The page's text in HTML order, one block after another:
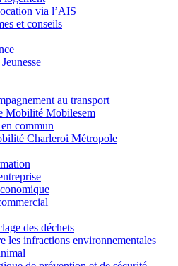
via l’AIS
et conseils
au transport
Mobilité Mobilesem
commun
Charleroi Métropole
des déchets
les infractions environnementales